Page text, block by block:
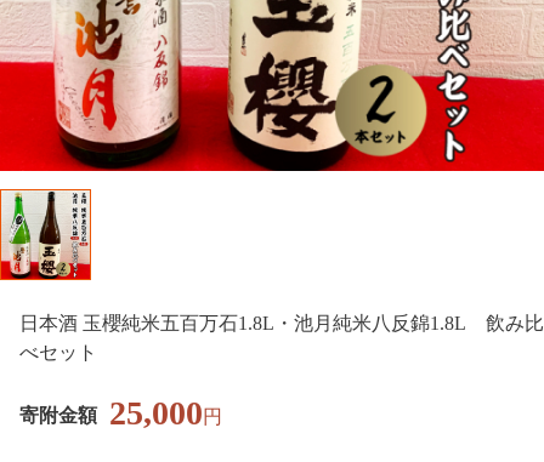
日本酒 玉櫻純米五百万石1.8L・池月純米八反錦1.8L 飲み比
べセット
寄附金額 25,000円